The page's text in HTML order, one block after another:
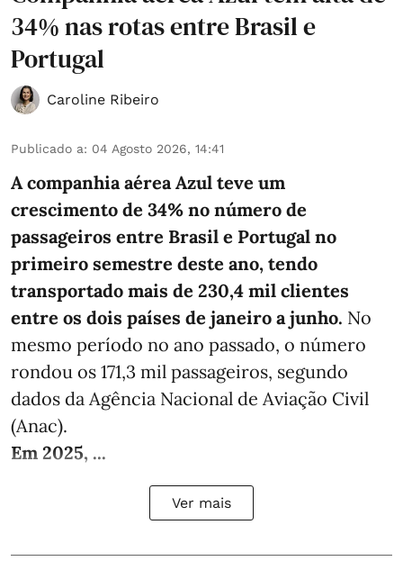
34% nas rotas entre Brasil e
Portugal
Caroline Ribeiro
Publicado a: 04 Agosto 2026, 14:41
A companhia aérea Azul teve um
crescimento de 34% no número de
passageiros entre Brasil e Portugal no
primeiro semestre deste ano, tendo
transportado mais de 230,4 mil clientes
entre os dois países de janeiro a junho. No
mesmo período no ano passado, o número
rondou os 171,3 mil passageiros, segundo
dados da Agência Nacional de Aviação Civil
(Anac).
Em 2025, ...
Ver mais